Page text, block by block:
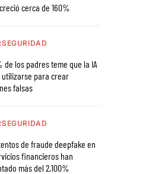
cerca de 160%
de los padres teme que la IA
utilizarse para crear
falsas
de fraude deepfake en
financieros han
más del 2,100%